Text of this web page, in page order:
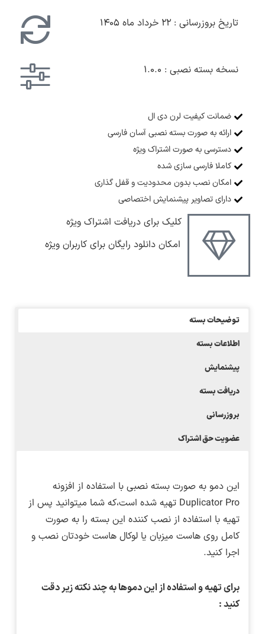
تاریخ بروزرسانی : ۲۲ خرداد ماه ۱۴۰۵
نسخه بسته نصبی : ۱.۰.۰
ضمانت کیفیت لرن دی ال
ارائه به صورت بسته نصبی آسان فارسی
دسترسی به صورت اشتراک ویژه
کاملا فارسی سازی شده
امکان نصب بدون محدودیت و قفل گذاری
دارای تصاویر پیشنمایش اختصاصی
کلیک برای دریافت اشتراک ویژه
امکان دانلود رایگان برای کاربران ویژه
توضیحات بسته
اطلاعات بسته
پیشنمایش
دریافت بسته
بروزرسانی
عضویت حق اشتراک
این دمو به صورت بسته نصبی با استفاده از افزونه
Duplicator Pro تهیه شده است،که شما میتوانید پس از
تهیه با استفاده از نصب کننده این بسته را به صورت
کامل روی هاست میزبان یا لوکال هاست خودتان نصب و
اجرا کنید.
برای تهیه و استفاده از این دموها به چند نکته زیر دقت
کنید :